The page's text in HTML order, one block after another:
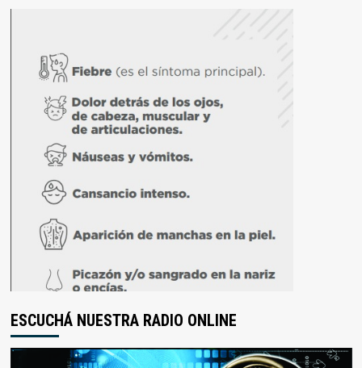
ESCUCHÁ NUESTRA RADIO ONLINE